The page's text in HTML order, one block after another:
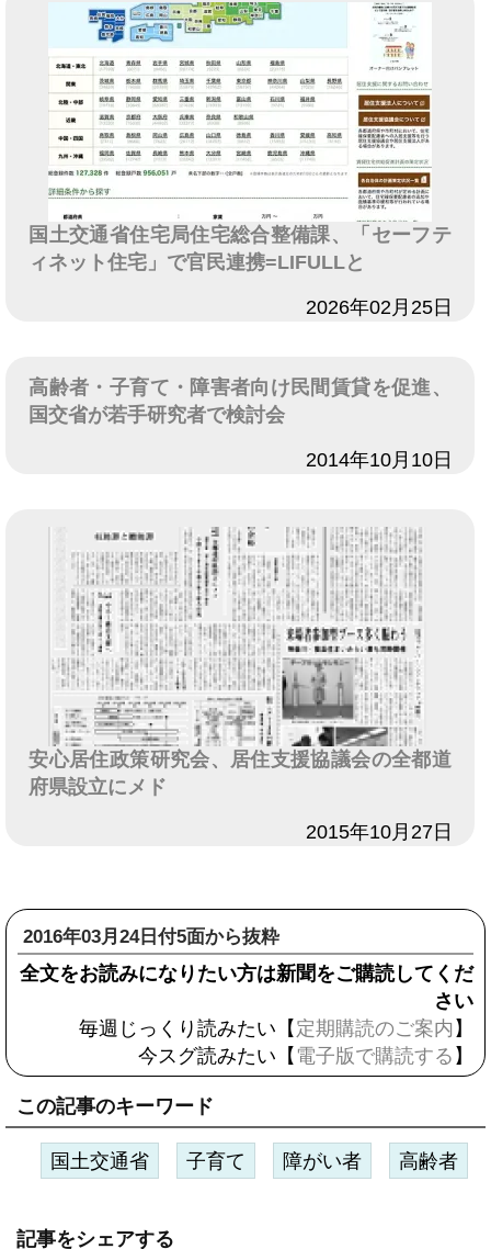
国土交通省住宅局住宅総合整備課、「セーフテ
ィネット住宅」で官民連携=LIFULLと
2026年02月25日
高齢者・子育て・障害者向け民間賃貸を促進、
国交省が若手研究者で検討会
2014年10月10日
安心居住政策研究会、居住支援協議会の全都道
府県設立にメド
2015年10月27日
2016年03月24日付5面から抜粋
全文をお読みになりたい方は新聞をご購読してくだ
さい
毎週じっくり読みたい【 定期購読のご案内 】
今スグ読みたい【 電子版で購読する 】
この記事のキーワード
国土交通省 子育て 障がい者 高齢者
記事をシェアする